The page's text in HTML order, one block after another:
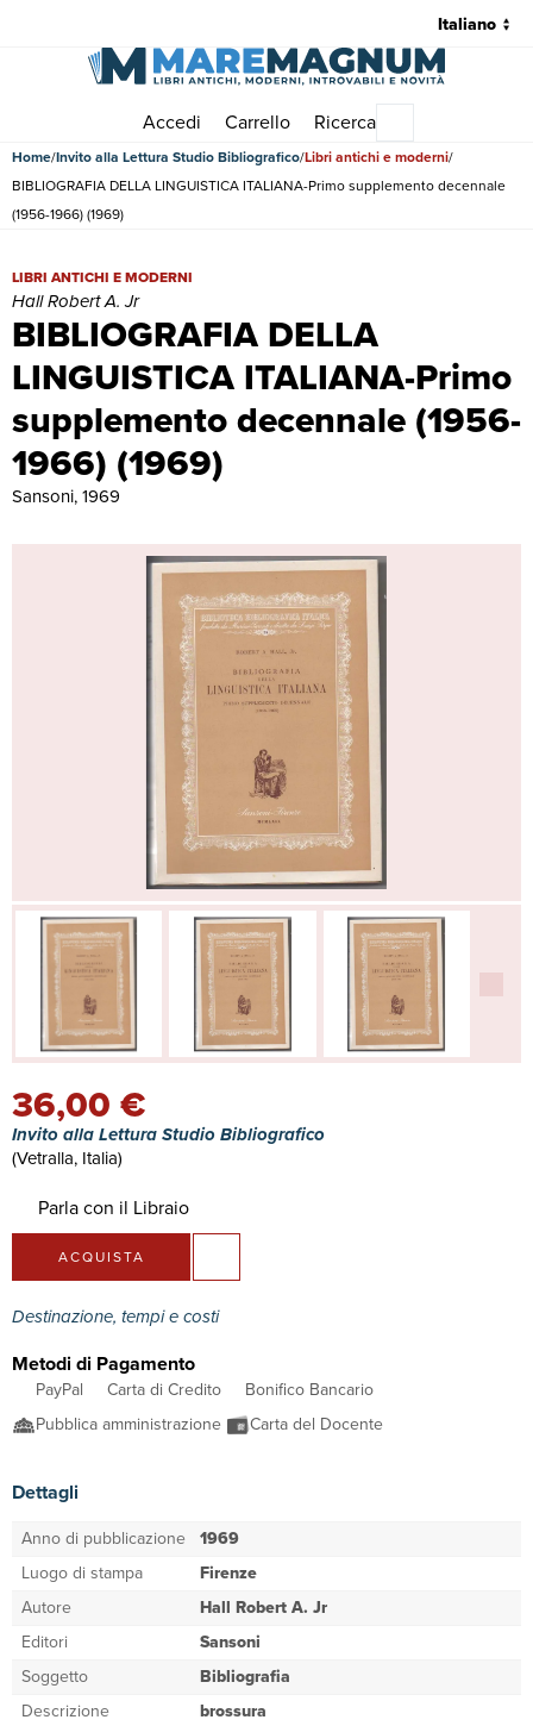
Accedi Carrello Ricerca
Home Invito alla Lettura Studio Bibliografico Libri antichi e moderni
BIBLIOGRAFIA DELLA LINGUISTICA ITALIANA-Primo supplemento decennale
(1956-1966) (1969)
BIBLIOGRAFIA DELLA
LINGUISTICA ITALIANA-Primo
supplemento decennale (1956-
1966) (1969)
BIBLIOGRAFIA DELLA LINGUISTICA ITALIANA-Primo
LIBRI ANTICHI E MODERNI
Hall Robert A. Jr
Sansoni, 1969
36,00 €
Invito alla Lettura Studio Bibliografico
(Vetralla, Italia)
Parla con il Libraio
ACQUISTA
Destinazione, tempi e costi
Metodi di Pagamento
PayPal Carta di Credito
Bonifico Bancario
Pubblica amministrazione
Carta del Docente
Dettagli
Anno di pubblicazione 1969
Luogo di stampa
Firenze
Autore
Hall Robert A. Jr
Editori
Sansoni
Soggetto
Bibliografia
Descrizione
brossura